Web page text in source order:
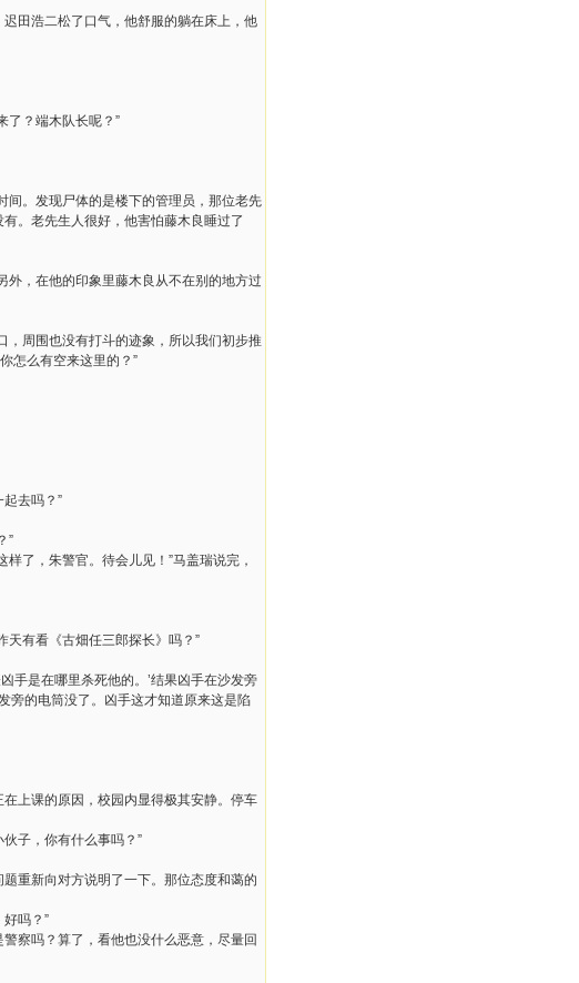
田浩二松了口气，他舒服的躺在床上，他
了？端木队长呢？”
间。发现尸体的是楼下的管理员，那位老先
。老先生人很好，他害怕藤木良睡过了
外，在他的印象里藤木良从不在别的地方过
，周围也没有打斗的迹象，所以我们初步推
怎么有空来这里的？”
去吗？”
”
了，朱警官。待会儿见！”马盖瑞说完，
天有看《古畑任三郎探长》吗？”
手是在哪里杀死他的。’结果凶手在沙发旁
旁的电筒没了。凶手这才知道原来这是陷
上课的原因，校园内显得极其安静。停车
子，你有什么事吗？”
重新向对方说明了一下。那位态度和蔼的
吗？”
察吗？算了，看他也没什么恶意，尽量回